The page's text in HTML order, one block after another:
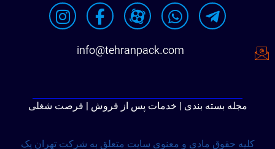
info@tehranpack.com
مجله بسته بندی | خدمات پس از فروش | فرصت شغلی
کلیه حقوق مادی و معنوی سایت متعلق به شرکت تهران پک